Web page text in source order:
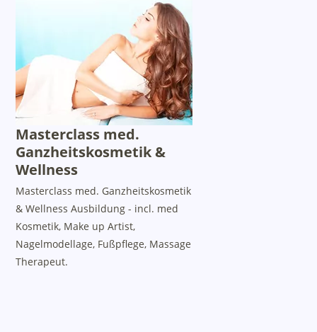
Masterclass med.
Ganzheitskosmetik &
Wellness
Masterclass med. Ganzheitskosmetik
& Wellness Ausbildung - incl. med
Kosmetik, Make up Artist,
Nagelmodellage, Fußpflege, Massage
Therapeut.